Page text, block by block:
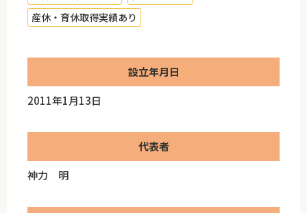
産休・育休取得実績あり
設立年月日
2011年1月13日
代表者
神力 明